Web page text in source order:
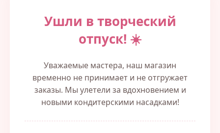
Ушли в творческий
отпуск! ☀️
Уважаемые мастера, наш магазин
временно не принимает и не отгружает
заказы. Мы улетели за вдохновением и
новыми кондитерскими насадками!